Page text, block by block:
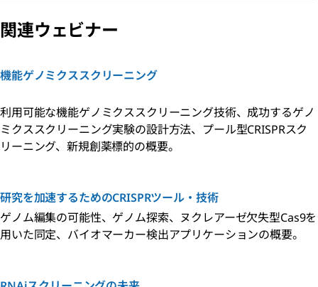
関連ウェビナー
機能ゲノミクススクリーニング
利用可能な機能ゲノミクススクリーニング技術、成功するゲノ
ミクススクリーニング実験の設計方法、プール型CRISPRスク
リーニング、新規創薬標的の概要。
研究を加速するためのCRISPRツール・技術
ゲノム編集の可能性、ゲノム探索、ヌクレアーゼ欠失型Cas9を
用いた同定、バイオマーカー検出アプリケーションの概要。